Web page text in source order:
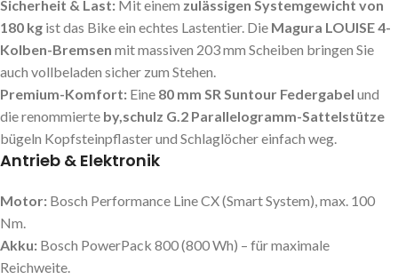
Sicherheit & Last: Mit einem zulässigen Systemgewicht von
180 kg ist das Bike ein echtes Lastentier. Die Magura LOUISE 4-
Kolben-Bremsen mit massiven 203 mm Scheiben bringen Sie
auch vollbeladen sicher zum Stehen.
Premium-Komfort: Eine 80 mm SR Suntour Federgabel und
die renommierte by,schulz G.2 Parallelogramm-Sattelstütze
bügeln Kopfsteinpflaster und Schlaglöcher einfach weg.
Antrieb & Elektronik
Motor: Bosch Performance Line CX (Smart System), max. 100
Nm.
Akku: Bosch PowerPack 800 (800 Wh) – für maximale
Reichweite.